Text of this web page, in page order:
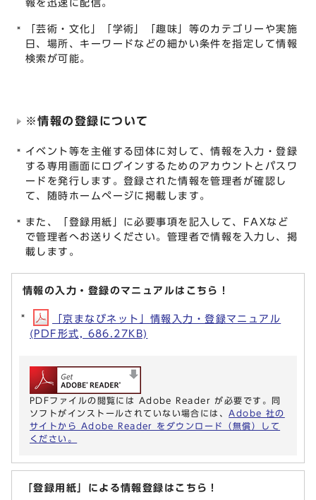
報を迅速に配信。
「芸術・文化」「学術」「趣味」等のカテゴリーや実施
日、場所、キーワードなどの細かい条件を指定して情報
検索が可能。
※情報の登録について
イベント等を主催する団体に対して、情報を入力・登録
する専用画面にログインするためのアカウントとパスワ
ードを発行します。登録された情報を管理者が確認し
て、随時ホームページに掲載します。
また、「登録用紙」に必要事項を記入して、FAXなど
で管理者へお送りください。管理者で情報を入力し、掲
載します。
情報の入力・登録のマニュアルはこちら！
「京まなびネット」情報入力・登録マニュアル
(PDF形式, 686.27KB)
PDFファイルの閲覧には Adobe Reader が必要です。同
ソフトがインストールされていない場合には、Adobe 社の
サイトから Adobe Reader をダウンロード（無償）して
ください。
「登録用紙」による情報登録はこちら！